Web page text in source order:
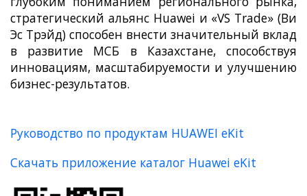
стратегический альянс Huawei и «VS Trade» (Ви
Эс Трэйд) способен внести значительный вклад
в развитие МСБ в Казахстане, способствуя
инновациям, масштабируемости и улучшению
бизнес-результатов.
Руководство по продуктам HUAWEI eKit
Скачать приложение каталог Huawei eKit